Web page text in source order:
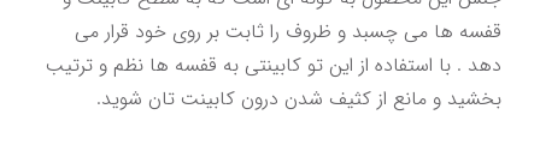
بخشید و مانع از کثیف شدن درون کابینت تان شوید.